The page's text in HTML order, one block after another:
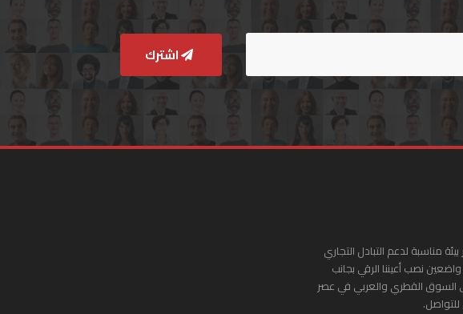
اشترك
مناسبة لدعم التبادل التجاري
نصب أعيننا الرقي بجانب
السوق القطري والعربي في عصر